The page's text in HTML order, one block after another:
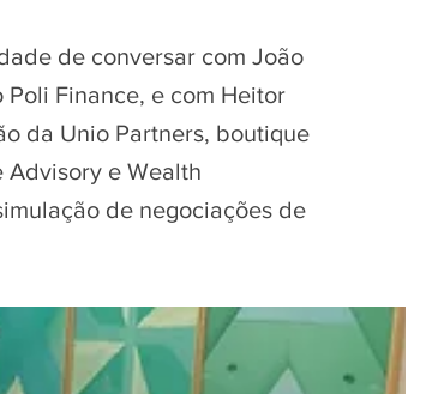
de conversar com João
Finance, e com Heitor
da Unio Partners, boutique
Advisory e Wealth
de negociações de